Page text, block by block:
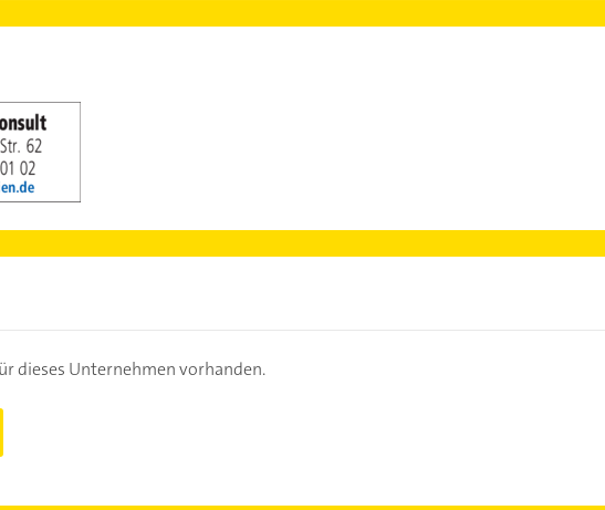
dieses Unternehmen vorhanden.